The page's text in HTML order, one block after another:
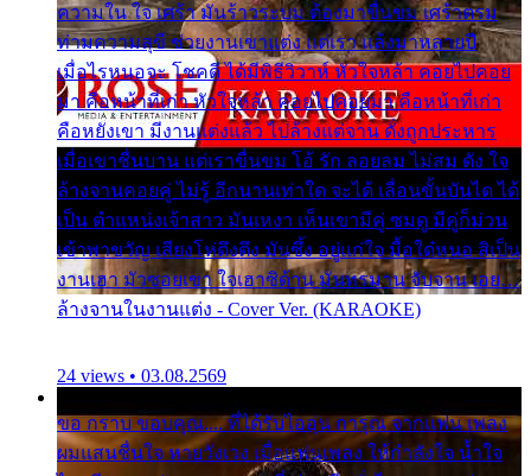
ความใน ใจ เศร้า มันร้าวระบม ต้องมาขื่นขม เศร้าตรม
ท่ามความสุขี ช่วยงานเขาแต่ง แต่เรา แล้งมาหลายปี
เมื่อไรหนอจะ โชคดี ได้มีพิธีวิวาห์ หัวใจหล้า คอยไปคอย
มา คือหน้าที่เก่า หัวใจหล้า คอยไปคอยมา คือหน้าที่เก่า
คือหยังเขา มีงานแต่งแล้ว ไปล้างแต่จาน ดั่งถูกประหาร
เมื่อเขาชื่นบาน แต่เราขื่นขม โอ้ รัก ลอยลม ไม่สม ดัง ใจ
ล้างจานคอยคู่ ไม่รู้ อีกนานเท่าใด จะได้ เลื่อนขั้นบันได ได้
เป็น ตำแหน่งเจ้าสาว มันเหงา เห็นเขามีคู่ ซมดู มีคู่ก็ม่วน
เข้าพาขวัญ เสียงโห่ตึงตึง มันซึ้ง อยู่แก่ใจ มื้อใด๋หนอ สิเป็น
งานเฮา มัวซอยเขา ใจเฮาซิด้าน มันทรมาน จับจาน เอย…
ล้างจานในงานแต่ง - Cover Ver. (KARAOKE)
24 views • 03.08.2569
ขอ กราบ ขอบคุณ.... ที่ได้รับไออุ่น การุณ จากแฟน เพลง
ผมแสนชื่นใจ หายวังเวง เมื่อแฟนเพลง ให้กำลังใจ น้ำใจ